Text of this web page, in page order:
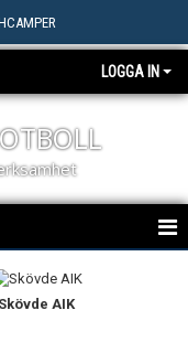
LOGGA IN
Skövde AIK